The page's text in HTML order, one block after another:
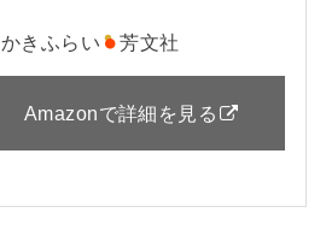
かきふらい 芳文社
Amazonで詳細を見る